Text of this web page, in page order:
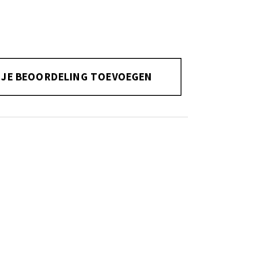
JE BEOORDELING TOEVOEGEN